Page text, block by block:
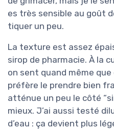
es très sensible au goût
tiquer un peu.
La texture est assez
sirop de pharmacie. À la
on sent quand même
préfère le prendre bien
atténue un peu le côté
mieux. J’ai aussi testé
d’eau : ça devient plus